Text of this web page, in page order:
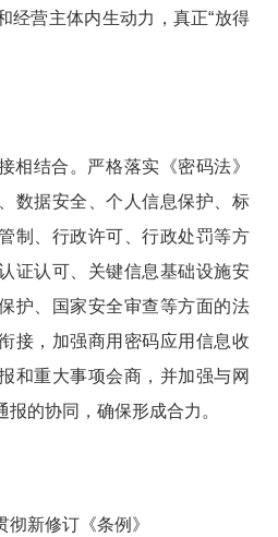
经营主体内生动力，真正“放得
相结合。严格落实《密码法》
数据安全、个人信息保护、标
制、行政许可、行政处罚等方
证认可、关键信息基础设施安
护、国家安全审查等方面的法
接，加强商用密码应用信息收
和重大事项会商，并加强与网
的协同，确保形成合力。
新修订《条例》